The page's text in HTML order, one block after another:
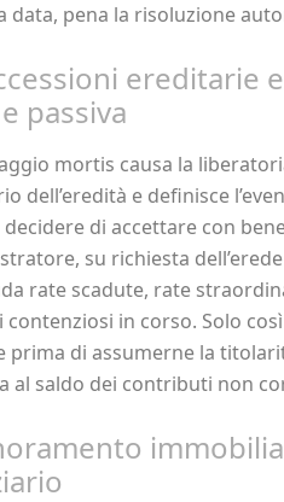
data, pena la risoluzione
ereditarie
passiva
mortis causa la
dell’eredità e definisce
di accettare con
su richiesta
rate scadute, rate
contenziosi in corso. Solo
prima di assumerne la
al saldo dei contributi non